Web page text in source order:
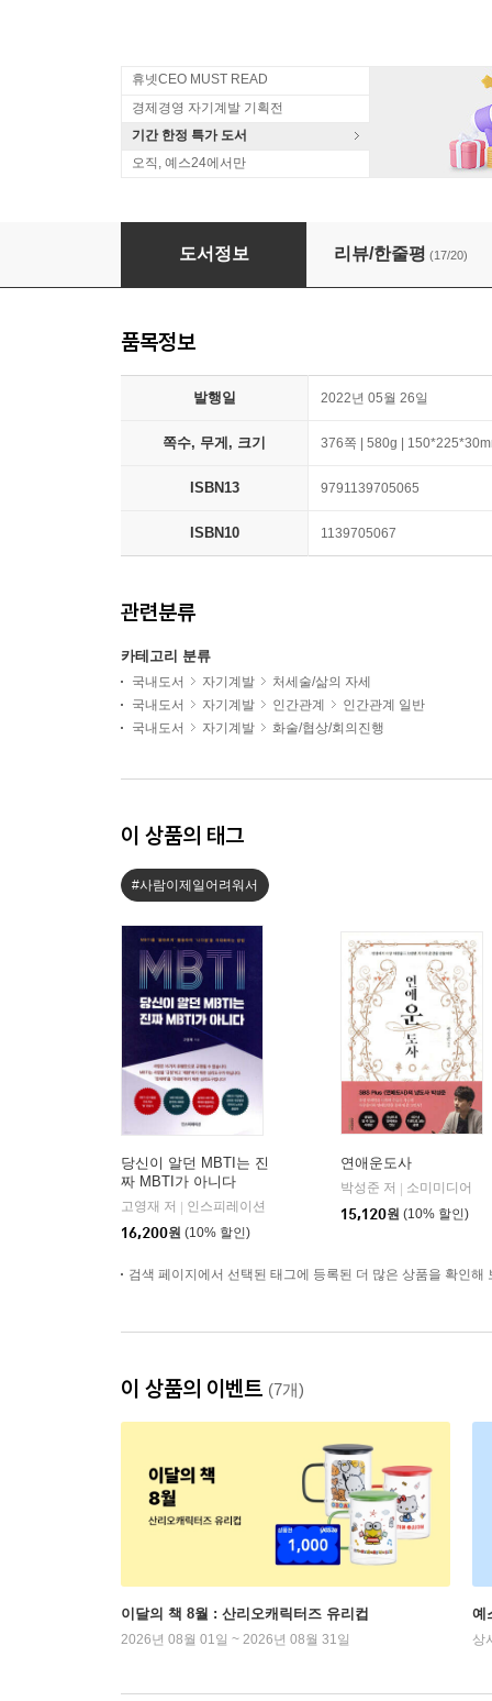
휴넷CEO MUST READ
경제경영 자기계발 기획전
기간 한정 특가 도서
오직, 예스24에서만
설득의 디테일
도서정보 리뷰/한줄평 (17/20)
품목정보
발행일 2022년 05월 26일
쪽수, 무게, 크기 376쪽 | 580g |
ISBN13 9791139705065
ISBN10 1139705067
관련분류
카테고리 분류
국내도서 자기계발
처세술/삶의 자세
국내도서
자기계발 인간관계
인간관계 일반
국내도서
자기계발 화술/협상/회의진행
이 상품의 태그
#사람이제일어려워서
당신이 알던 MBTI는 진
짜 MBTI가 아니다
고영재 저
인스피레이션
16,200원 (10% 할인)
연애운도사
박성준 저
소미미디어
15,120원 (10% 할인)
검색 페이지에서 선택된 태그에 등록된 더 많은 상품을 확인해
이 상품의 이벤트 (7개)
이달의 책 8월 : 산리오캐릭터즈 유리컵
2026년 08월 01일 ~ 2026년 08월 31일
예
상